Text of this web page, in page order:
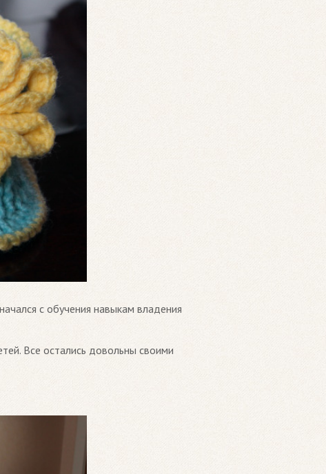
с обучения навыкам владения
Все остались довольны своими